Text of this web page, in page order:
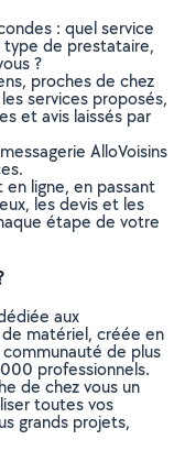
: quel service
type de prestataire,
?
proches de chez
services proposés,
et avis laissés par
AlloVoisins
ligne, en passant
les devis et les
étape de votre
aux
matériel, créée en
de plus
professionnels.
de chez vous un
toutes vos
grands projets,